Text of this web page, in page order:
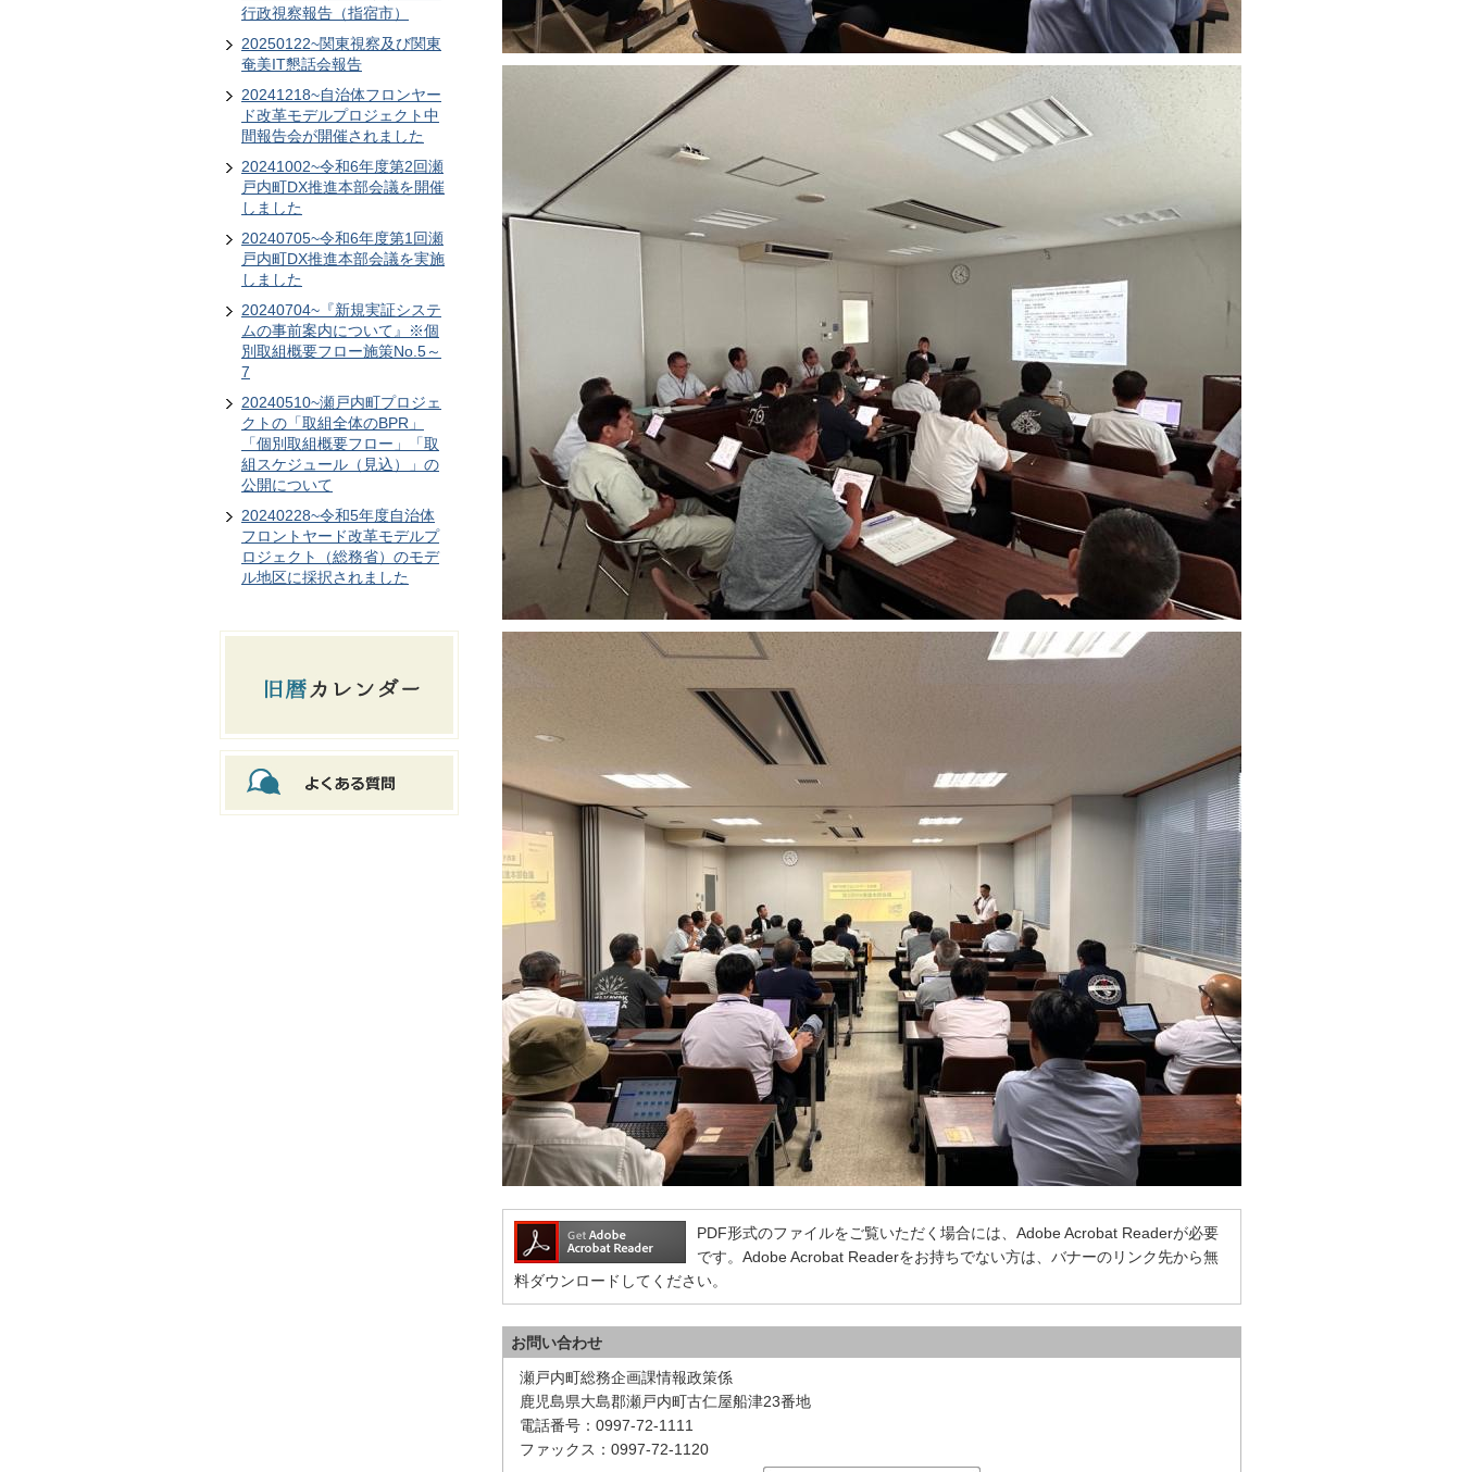
行政視察報告（指宿市）
20250122~関東視察及び関東
奄美IT懇話会報告
20241218~自治体フロンヤー
ド改革モデルプロジェクト中
間報告会が開催されました
20241002~令和6年度第2回瀬
戸内町DX推進本部会議を開催
しました
20240705~令和6年度第1回瀬
戸内町DX推進本部会議を実施
しました
20240704~『新規実証システ
ムの事前案内について』※個
別取組概要フロー施策No.5～
7
20240510~瀬戸内町プロジェ
クトの「取組全体のBPR」
「個別取組概要フロー」「取
組スケジュール（見込）」の
公開について
20240228~令和5年度自治体
フロントヤード改革モデルプ
ロジェクト（総務省）のモデ
ル地区に採択されました
PDF形式のファイルをご覧いただく場合には、Adobe Acrobat Readerが必要
です。Adobe Acrobat Readerをお持ちでない方は、バナーのリンク先から無
料ダウンロードしてください。
お問い合わせ
瀬戸内町総務企画課情報政策係
鹿児島県大島郡瀬戸内町古仁屋船津23番地
電話番号：0997-72-1111
ファックス：0997-72-1120